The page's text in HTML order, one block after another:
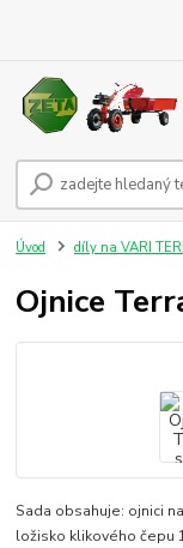
Úvod díly na VARI
Ojnice
Sada obsahuje: ojnici
ložisko klikového čepu